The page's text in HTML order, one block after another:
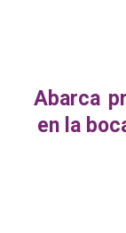
Abarca
en la